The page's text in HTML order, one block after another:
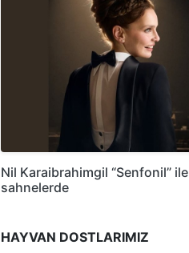
Nil Karaibrahimgil “Senfonil” ile
sahnelerde
HAYVAN DOSTLARIMIZ